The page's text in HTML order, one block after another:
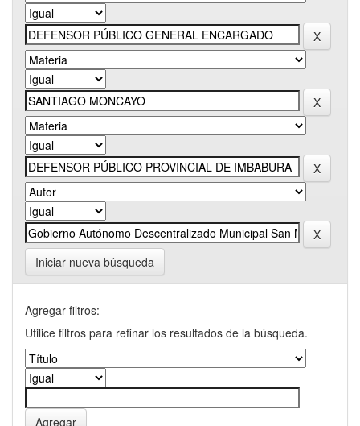
Iniciar nueva búsqueda
Agregar filtros:
Utilice filtros para refinar los resultados de la búsqueda.